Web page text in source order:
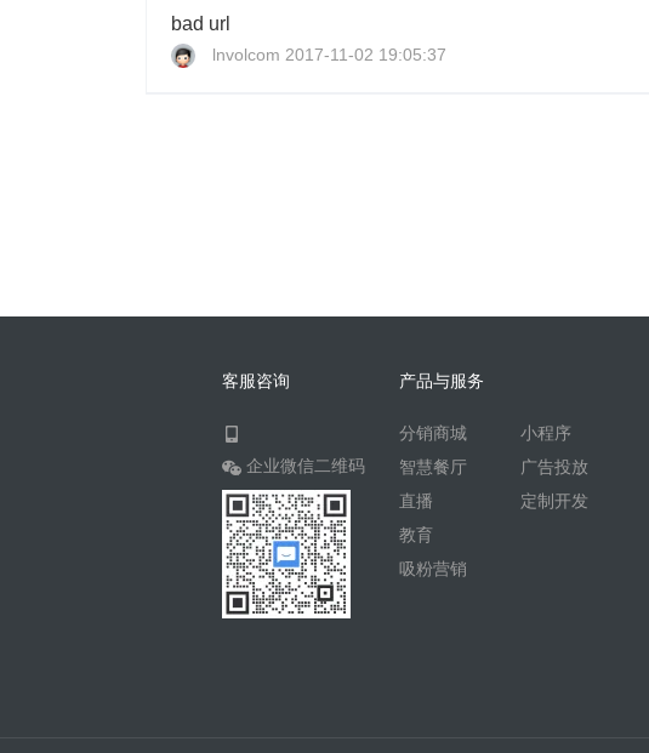
bad url
lnvolcom 2017-11-02 19:05:37
客服咨询
企业微信二维码
产品与服务
分销商城
智慧餐厅
直播
教育
吸粉营销
小程序
广告投放
定制开发